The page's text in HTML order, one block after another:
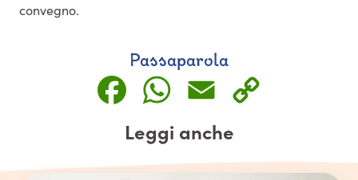
convegno.
Passaparola
Facebook
WhatsApp
Email
Leggi anche